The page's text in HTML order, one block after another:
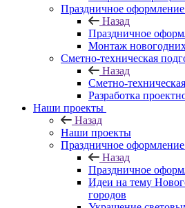
Праздничное оформление
Назад
Праздничное
Монтаж
Сметно-техническая
Назад
Сметно-
Разработка
Наши проекты
Назад
Наши проекты
Праздничное оформление
Назад
Праздничное
Идеи на тему
городов